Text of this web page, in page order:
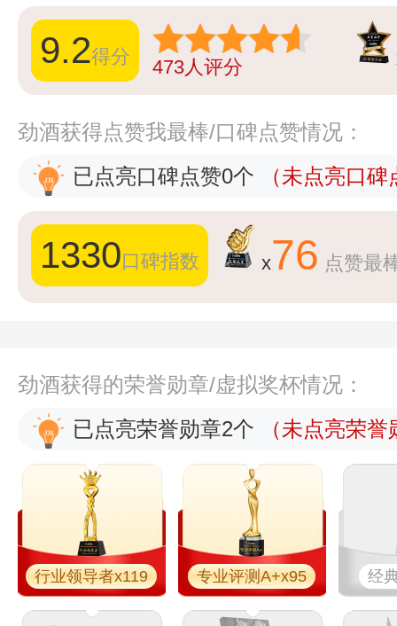
9.2得分 473人评分
劲酒获得点赞我最棒/口碑点赞情况：
已点亮口碑点赞0个
（未点亮口
1330口碑指数 x76 点赞最
劲酒获得的荣誉勋章/虚拟奖杯情况：
已点亮荣誉勋章2个
（未点亮荣
行业领导者x119 专业评测A+x95 经